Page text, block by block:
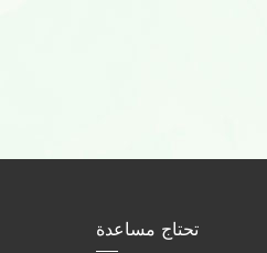
تحتاج مساعدة